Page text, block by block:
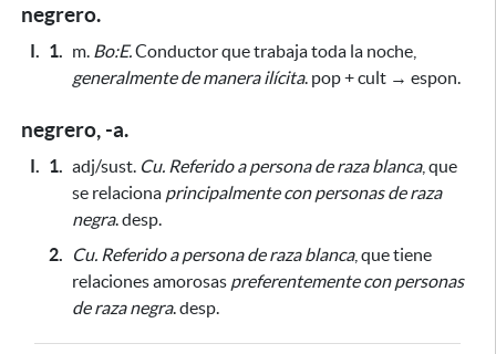
negrero.
I. 1. m. Bo:E.Conductor que trabaja toda la noche,
generalmente de manera ilícita. pop + cult → espon.
negrero, -a.
I. 1. adj/sust. Cu. Referido a persona de raza blanca, que
se relaciona principalmente con personas de raza
negra. desp.
2.
Cu. Referido a persona de raza blanca, que tiene
relaciones amorosas preferentemente con personas
de raza negra. desp.